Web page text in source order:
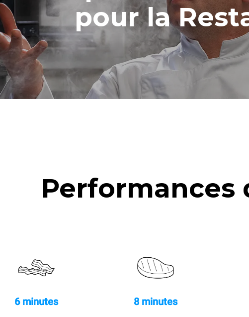
Estimation calculée sur la base des nettoyages
hebdomadaires suivants (52 semaines/an) :
7 nettoyages longs
pour la
Performances
6 minutes 8 minutes